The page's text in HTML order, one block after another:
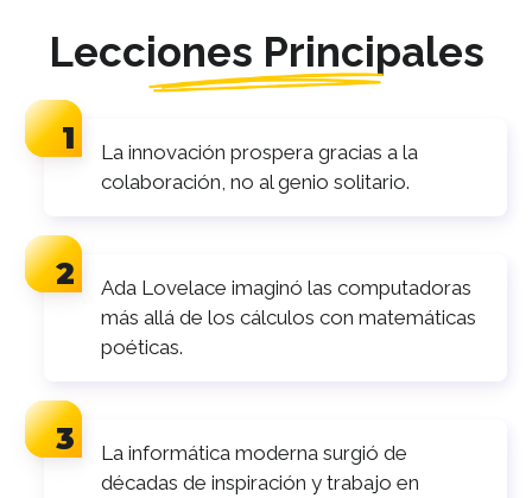
Lecciones Principales
La innovación prospera gracias a la
colaboración, no al genio solitario.
Ada Lovelace imaginó las computadoras
más allá de los cálculos con matemáticas
poéticas.
La informática moderna surgió de
décadas de inspiración y trabajo en